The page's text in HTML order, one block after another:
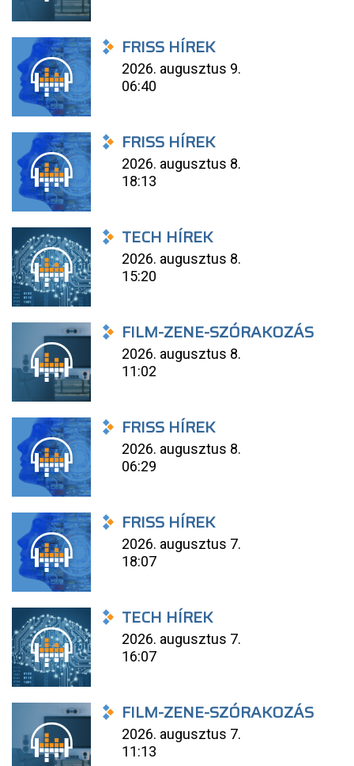
FRISS HÍREK
2026. augusztus 9.
06:40
FRISS HÍREK
2026. augusztus 8.
18:13
TECH HÍREK
2026. augusztus 8.
15:20
FILM-ZENE-SZÓRAKOZÁS
2026. augusztus 8.
11:02
FRISS HÍREK
2026. augusztus 8.
06:29
FRISS HÍREK
2026. augusztus 7.
18:07
TECH HÍREK
2026. augusztus 7.
16:07
FILM-ZENE-SZÓRAKOZÁS
2026. augusztus 7.
11:13